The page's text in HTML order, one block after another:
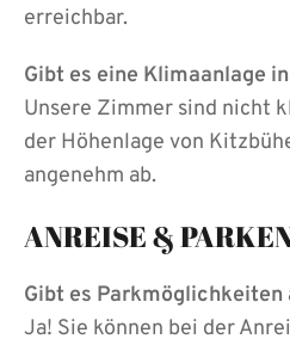
erreichbar.
Gibt es eine Klimaanlage
Unsere Zimmer sind nicht
der Höhenlage von
angenehm ab.
ANREISE &
Gibt es Parkmöglichkeiten
Ja! Sie können bei der